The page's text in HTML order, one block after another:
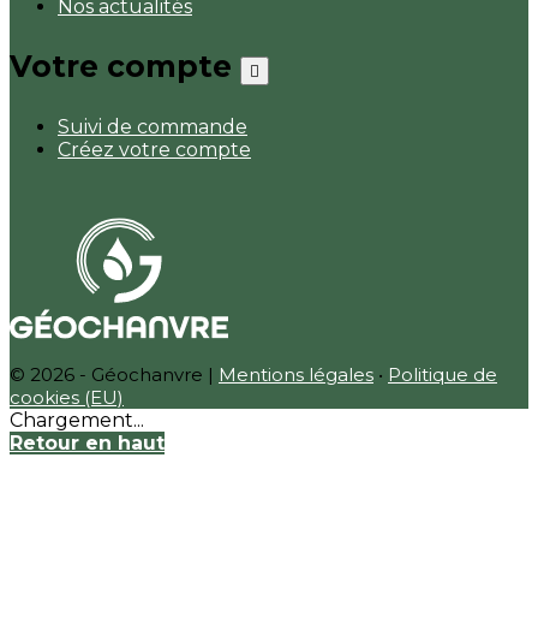
Nos actualités
Votre compte 
Suivi de commande
Créez votre compte
© 2026 - Géochanvre | Mentions légales • Politique de
cookies (EU)
Chargement...
Retour en haut